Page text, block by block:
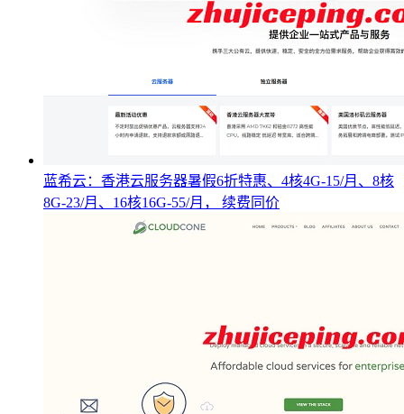
蓝希云：香港云服务器暑假6折特惠、4核4G-15/月、8核
8G-23/月、16核16G-55/月， 续费同价